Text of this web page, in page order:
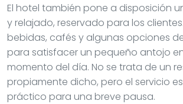
El hotel también pone a disposición
y relajado, reservado para los
bebidas, cafés y algunas opciones
para satisfacer un pequeño antojo
momento del día. No se trata de un
propiamente dicho, pero el servicio
práctico para una breve pausa.